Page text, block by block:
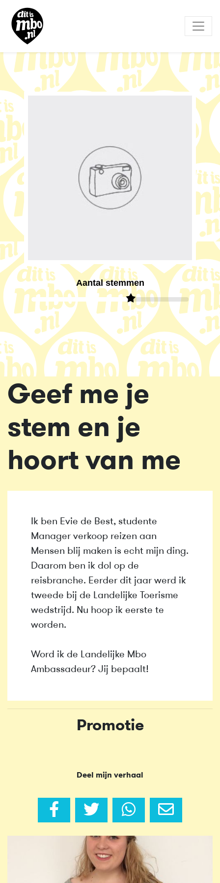
Aantal stemmen
Geef me je
stem en je
hoort van me
Ik ben Evie de Best, studente
Manager verkoop reizen aan
Mensen blij maken is echt mijn ding.
Daarom ben ik dol op de
reisbranche. Eerder dit jaar werd ik
tweede bij de Landelijke Toerisme
wedstrijd. Nu hoop ik eerste te
worden.
Word ik de Landelijke Mbo
Ambassadeur? Jij bepaalt!
Promotie
Deel mijn verhaal